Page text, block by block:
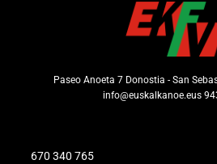
Paseo Anoeta 7 Donostia - San
info@euskalkanoe.eus
670 340 765